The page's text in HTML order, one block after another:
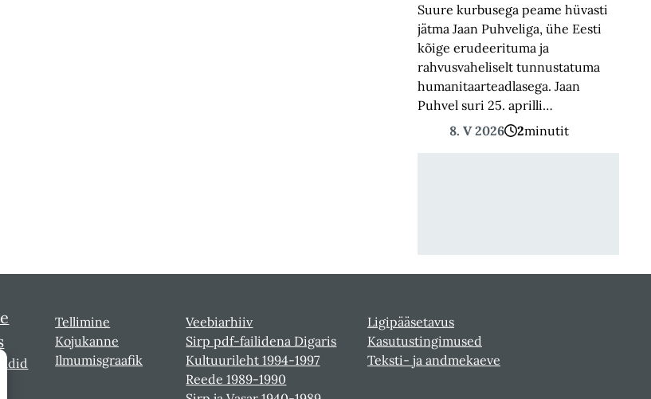
Suure kurbusega peame hüvasti
jätma Jaan Puhveliga, ühe Eesti
kõige erudee­rituma ja
rahvusvaheliselt tunnustatuma
humanitaarteadlasega. Jaan
Puhvel suri 25. aprilli…
8. V 2026
2minutit
Tellimine
Kojukanne
Ilmumisgraafik
Veebiarhiiv
Sirp pdf-failidena Digaris
Kultuurileht 1994-1997
Reede 1989-1990
Ligipääsetavus
Kasutustingimused
Teksti- ja andmekaeve